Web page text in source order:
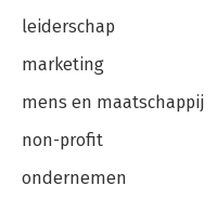
leiderschap
marketing
mens en maatschappij
non-profit
ondernemen